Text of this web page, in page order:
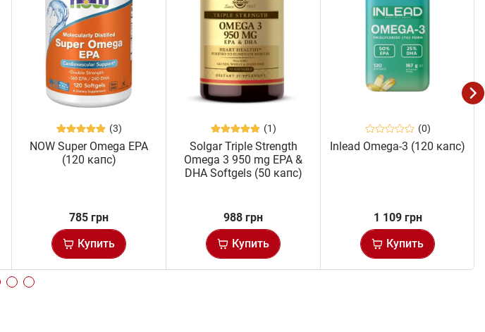
(3)
NOW Super Omega EPA
(120 капс)
785 грн
Купить
(1)
Solgar Triple Strength
Omega 3 950 mg EPA &
DHA Softgels (50 капс)
988 грн
Купить
(0)
Inlead Omega-3 (120 капс)
1 109 грн
Купить